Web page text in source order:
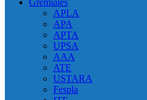
Gremiales
APLA
APA
APTA
UPSA
AAA
ATE
USTARA
Fespla